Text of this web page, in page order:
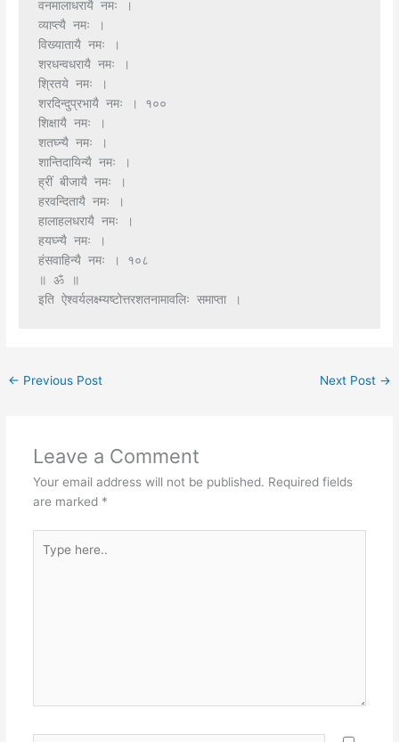
वनमालाधरायै नमः ।
व्याप्त्यै नमः ।
विख्यातायै नमः ।
शरधन्वधरायै नमः ।
श्रितये नमः ।
शरदिन्दुप्रभायै नमः । १००
शिक्षायै नमः ।
शतघ्न्यै नमः ।
शान्तिदायिन्यै नमः ।
ह्रीं बीजायै नमः ।
हरवन्दितायै नमः ।
हालाहलधरायै नमः ।
हयघ्न्यै नमः ।
हंसवाहिन्यै नमः । १०८
॥ ॐ ॥
इति ऐश्वर्यलक्ष्म्यष्टोत्तरशतनामावलिः समाप्ता ।
← Previous Post Next Post →
Leave a Comment
Your email address will not be published. Required fields
are marked *
here..